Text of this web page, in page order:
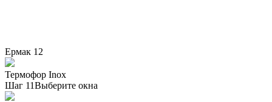
Ермак 12
Термофор Inox
Шаг 11Выберите окна